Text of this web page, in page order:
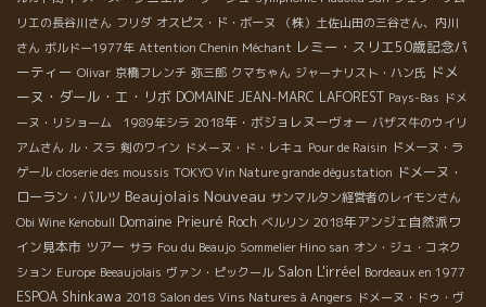
リエの長谷川さん フリダ オスピス・ド・ボーヌ
（株）土佐山田の三谷さん、内川
さん ボルドー1977年 Attention Chenin Méchant レミー・スリエ50歳記念パ
ーティー Olivar 京橋フレンチ 弥三郎 クマちゃん ジャーナリスト・ハン氏 ドメ
ーヌ・ダール・エ・リボ DOMAINE JEAN-MARC LAFOREST Pays-Bas ドメ
ーヌ・リショーム 1989年シラ 2018年・ボジョレヌーヴォー バザス牛のウイリ
アムさん ル・スラ 剣のワイン ドメーヌ・ド・レキュ Pour de Raisin ドメーヌ・ラ
ゲール closerie des moussis TOKYO Vin Nature grande dégustation ドメーヌ・
ローラン・バルツ Beaujolais Nouveau サンマルタン経営者のレイモンさん
Obi Wine Kenobull Domaine Prieuré Roch ベルリン 2018年アンジェ自然派ワ
イン見本市 ツアー サラ Fou du Beaujo Sommelier Hino san オン・ジュ・コネク
ション Europe Beeaujolais ヴァン・ピックール Salon L'irréel Bordeaux en 1977
ESPOA Shinkawa 2018 Salon des Vins Natures à Angers ドメーヌ・ドゥ・ヴ